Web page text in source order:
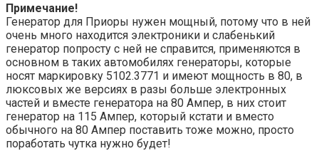
Примечание!
Генератор для Приоры нужен мощный, потому что в ней
очень много находится электроники и слабенький
генератор попросту с ней не справится, применяются в
основном в таких автомобилях генераторы, которые
носят маркировку 5102.3771 и имеют мощность в 80, в
люксовых же версиях в разы больше электронных
частей и вместе генератора на 80 Ампер, в них стоит
генератор на 115 Ампер, который кстати и вместо
обычного на 80 Ампер поставить тоже можно, просто
поработать чутка нужно будет!